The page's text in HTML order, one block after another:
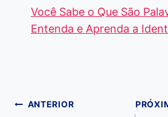
Você Sabe o Que São
Entenda e Aprenda a
Navegação
ANTERIOR